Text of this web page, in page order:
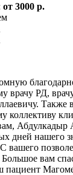
от 3000 р.
врачу РД,
коллективу
Абдулкадыр
дней нашего
вашего
вам
пациент